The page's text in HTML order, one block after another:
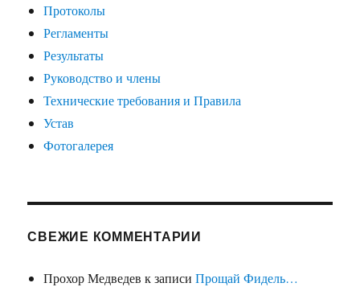
Протоколы
Регламенты
Результаты
Руководство и члены
Технические требования и Правила
Устав
Фотогалерея
СВЕЖИЕ КОММЕНТАРИИ
Прохор Медведев к записиПрощай Фидель…